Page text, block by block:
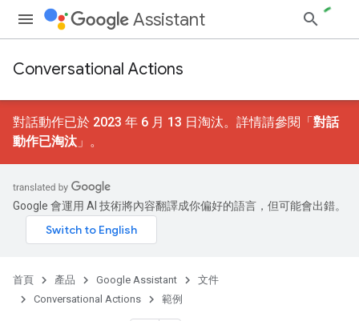
Assistant
Conversational Actions
對話動作已於 2023 年 6 月 13 日淘汰。詳情請參閱「對話
動作已淘汰 」。
Google 會運用 AI 技術將內容翻譯成你偏好的語言，但可能會出錯。
首頁 產品 Google Assistant
文件
Conversational Actions
範例